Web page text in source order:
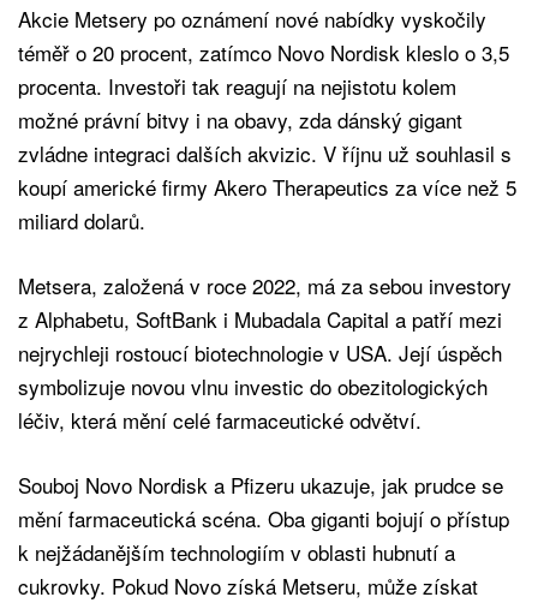
Akcie Metsery po oznámení nové nabídky vyskočily
téměř o 20 procent, zatímco Novo Nordisk kleslo o 3,5
procenta. Investoři tak reagují na nejistotu kolem
možné právní bitvy i na obavy, zda dánský gigant
zvládne integraci dalších akvizic. V říjnu už souhlasil s
koupí americké firmy Akero Therapeutics za více než 5
miliard dolarů.
Metsera, založená v roce 2022, má za sebou investory
z Alphabetu, SoftBank i Mubadala Capital a patří mezi
nejrychleji rostoucí biotechnologie v USA. Její úspěch
symbolizuje novou vlnu investic do obezitologických
léčiv, která mění celé farmaceutické odvětví.
Souboj Novo Nordisk a Pfizeru ukazuje, jak prudce se
mění farmaceutická scéna. Oba giganti bojují o přístup
k nejžádanějším technologiím v oblasti hubnutí a
cukrovky. Pokud Novo získá Metseru, může získat